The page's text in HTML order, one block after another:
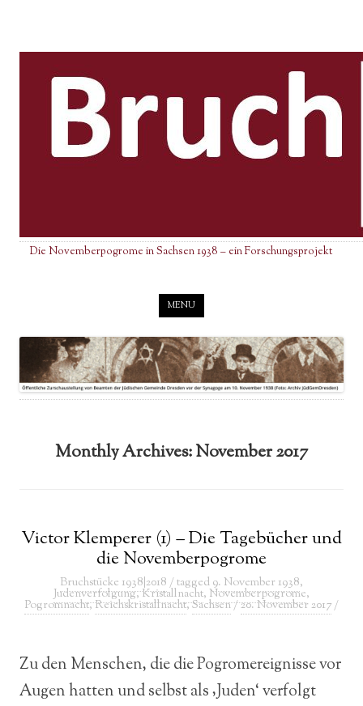
Die Novemberpogrome in Sachsen 1938 – ein Forschungsprojekt
MENU
Monthly Archives:November 2017
Victor Klemperer (1) – Die Tagebücher und
die Novemberpogrome
Bruchstücke 1938|2018 / tagged 9. November 1938,
Judenverfolgung,Kristallnacht, Novemberpogrome,
Pogromnacht,Reichskristallnacht,Sachsen/20. November 2017/
Zu den Menschen, die die Pogromereignisse vor
Augen hatten und selbst als ‚Juden‘ verfolgt